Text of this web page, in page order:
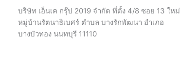
บริษัท เอ็นเค กรุ๊ป 2019 จำกัด ที่ตั้ง 4/8 ซอย 13 ใหม่
หมู่บ้านรัตนาธิเบศร์ ตำบล บางรักพัฒนา อำเภอ
บางบัวทอง นนทบุรี 11110